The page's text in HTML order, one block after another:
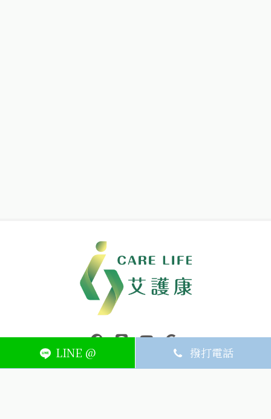
LINE @ 撥打電話
中壢醫療器材｜醫療器材補助｜出院醫療器材｜平鎮醫療器材｜艾
連結到facebook(另開視窗)
連結到Line(另開視窗)
連結到Youtube(另開視窗)
ABOUT